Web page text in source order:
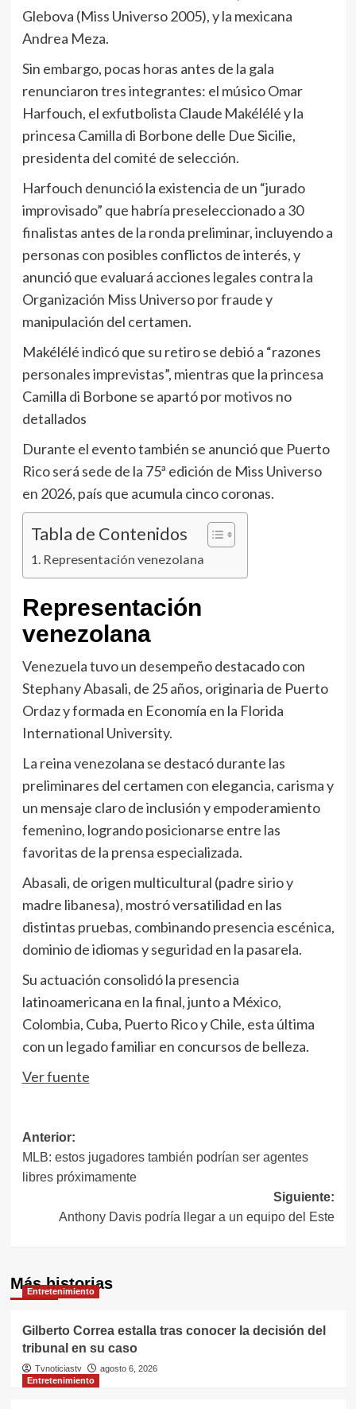
Glebova (Miss Universo 2005), y la mexicana
Andrea Meza.
Sin embargo, pocas horas antes de la gala
renunciaron tres integrantes: el músico Omar
Harfouch, el exfutbolista Claude Makélélé y la
princesa Camilla di Borbone delle Due Sicilie,
presidenta del comité de selección.
Harfouch denunció la existencia de un “jurado
improvisado” que habría preseleccionado a 30
finalistas antes de la ronda preliminar, incluyendo a
personas con posibles conflictos de interés, y
anunció que evaluará acciones legales contra la
Organización Miss Universo por fraude y
manipulación del certamen.
Makélélé indicó que su retiro se debió a “razones
personales imprevistas”, mientras que la princesa
Camilla di Borbone se apartó por motivos no
detallados
Durante el evento también se anunció que Puerto
Rico será sede de la 75ª edición de Miss Universo
en 2026, país que acumula cinco coronas.
Tabla de Contenidos
Representación venezolana
Representación
venezolana
Venezuela tuvo un desempeño destacado con
Stephany Abasali, de 25 años, originaria de Puerto
Ordaz y formada en Economía en la Florida
International University.
La reina venezolana se destacó durante las
preliminares del certamen con elegancia, carisma y
un mensaje claro de inclusión y empoderamiento
femenino, logrando posicionarse entre las
favoritas de la prensa especializada.
Abasali, de origen multicultural (padre sirio y
madre libanesa), mostró versatilidad en las
distintas pruebas, combinando presencia escénica,
dominio de idiomas y seguridad en la pasarela.
Su actuación consolidó la presencia
latinoamericana en la final, junto a México,
Colombia, Cuba, Puerto Rico y Chile, esta última
con un legado familiar en concursos de belleza.
Ver fuente
Navegación
de
entradas
Anterior:
MLB: estos jugadores también podrían ser agentes
libres próximamente
Siguiente:
Anthony Davis podría llegar a un equipo del Este
Más historias
Entretenimiento
Gilberto Correa estalla tras conocer la decisión del
tribunal en su caso
Tvnoticiastv
agosto 6, 2026
Entretenimiento